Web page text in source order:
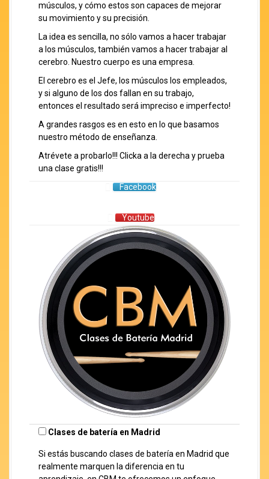
músculos, y cómo estos son capaces de mejorar
su movimiento y su precisión.
La idea es sencilla, no sólo vamos a hacer trabajar
a los músculos, también vamos a hacer trabajar al
cerebro. Nuestro cuerpo es una empresa.
El cerebro es el Jefe, los músculos los empleados,
y si alguno de los dos fallan en su trabajo,
entonces el resultado será impreciso e imperfecto!
A grandes rasgos es en esto en lo que basamos
nuestro método de enseñanza.
Atrévete a probarlo!!! Clicka a la derecha y prueba
una clase gratis!!!
Facebook
Youtube
Clases de batería en Madrid
Si estás buscando clases de batería en Madrid que
realmente marquen la diferencia en tu